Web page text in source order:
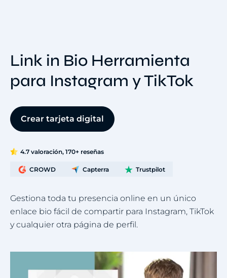
Link in Bio Herramienta
para Instagram y TikTok
Crear tarjeta digital
4.7 valoración, 170+ reseñas
CROWD Capterra Trustpilot
Gestiona toda tu presencia online en un único
enlace bio fácil de compartir para Instagram, TikTok
y cualquier otra página de perfil.